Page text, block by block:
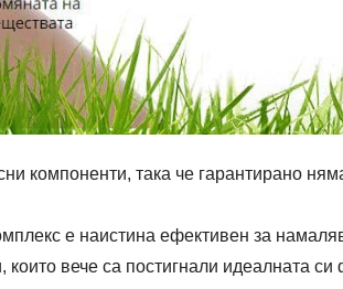
компоненти, така че гарантирано
е наистина ефективен за
които вече са постигнали идеалната